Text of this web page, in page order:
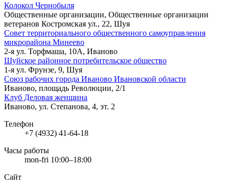
Колокол Чернобыля
Общественные организации, Общественные организации
ветеранов Костромская ул., 22, Шуя
Совет территориального общественного самоуправления
микрорайона Минеево
2-я ул. Торфмаша, 10А, Иваново
Шуйское районное потребительское общество
1-я ул. Фрунзе, 9, Шуя
Союз рабочих города Иваново Ивановской области
Иваново, площадь Революции, 2/1
Клуб Деловая женщина
Иваново, ул. Степанова, 4, эт. 2
Телефон
+7 (4932) 41-64-18
Часы работы
mon-fri 10:00–18:00
Сайт